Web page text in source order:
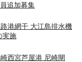
追加募集
港網干 大江島排水機
実施
西宮芦屋港 尼崎閘